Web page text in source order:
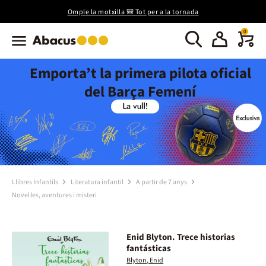
Omple la motxilla 🎒 Tot per a la tornada
0
Emporta’t la primera pilota oficial
del Barça Femení
Llibres Infantils Literatura infantil
A partir de 7 anys
Novel·les, aventures i misteri
Enid Blyton. Trece historias
fantásticas
Blyton, Enid